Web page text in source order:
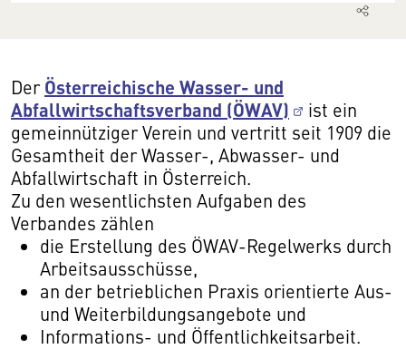
Der Österreichische Wasser- und
Abfallwirtschaftsverband (ÖWAV)
ist ein
gemeinnütziger Verein und vertritt seit 1909 die
Gesamtheit der Wasser-, Abwasser- und
Abfallwirtschaft in Österreich.
Zu den wesentlichsten Aufgaben des
Verbandes zählen
die Erstellung des ÖWAV-Regelwerks durch
Arbeitsausschüsse,
an der betrieblichen Praxis orientierte Aus-
und Weiterbildungsangebote und
Informations- und Öffentlichkeitsarbeit.